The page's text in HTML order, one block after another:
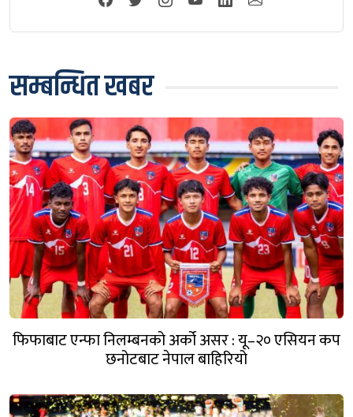
सम्बन्धित खबर
फिफाबाट एन्फा निलम्बनको अर्को असर : यू–२० एसियन कप
छनोटबाट नेपाल बाहिरियो